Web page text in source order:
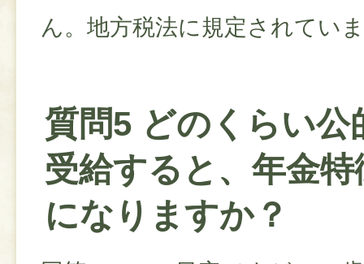
ん。地方税法に規定されてい
質問5 どのくらい公
受給すると、年金
になりますか？